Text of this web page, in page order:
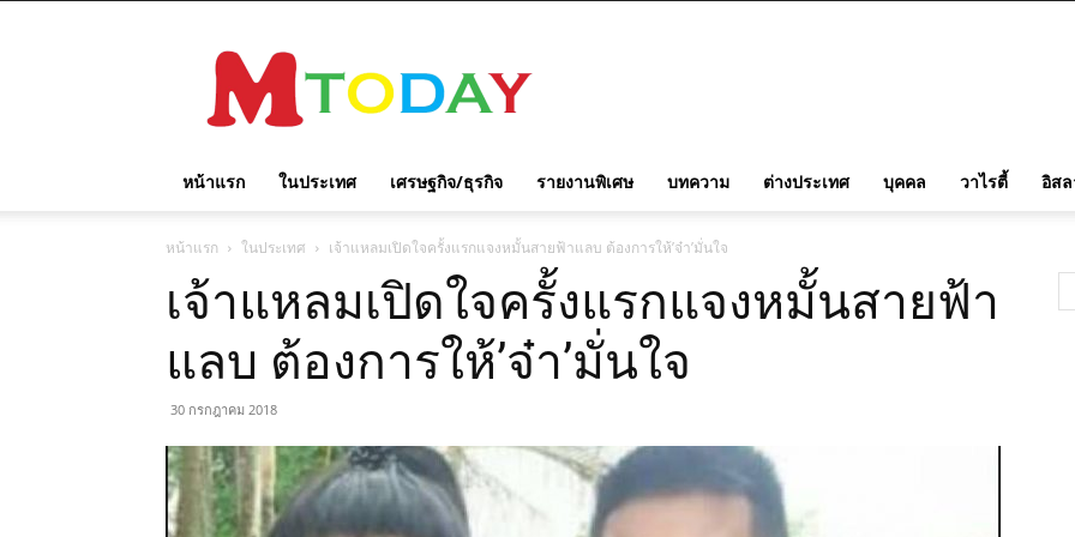
TODAY
หน้าแรก ในประเทศ เศรษฐกิจ/ธุรกิจ รายงานพิเศษ บทความ ต่างประเทศ บุคคล วาไรตี้ อิส
หน้าแรก ในประเทศ เจ้าแหลมเปิดใจครั้งแรกแจงหมั้นสายฟ้าแลบ ต้องการให้’จ๋า’มั่นใจ
เจ้าแหลมเปิดใจครั้งแรกแจงหมั้นสายฟ้า
แลบ ต้องการให้’จ๋า’มั่นใจ
30 กรกฎาคม 2018